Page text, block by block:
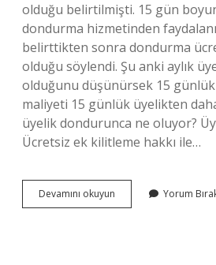
olduğu belirtilmişti. 15 gün
dondurma hizmetinden
belirttikten sonra dondurma
olduğu söylendi. Şu anki aylık
olduğunu düşünürsek 15
maliyeti 15 günlük üyelikten
üyelik dondurunca ne oluyor?
Ücretsiz ek kilitleme hakkı ile…
Devamını okuyun
Yıllık
Yorum